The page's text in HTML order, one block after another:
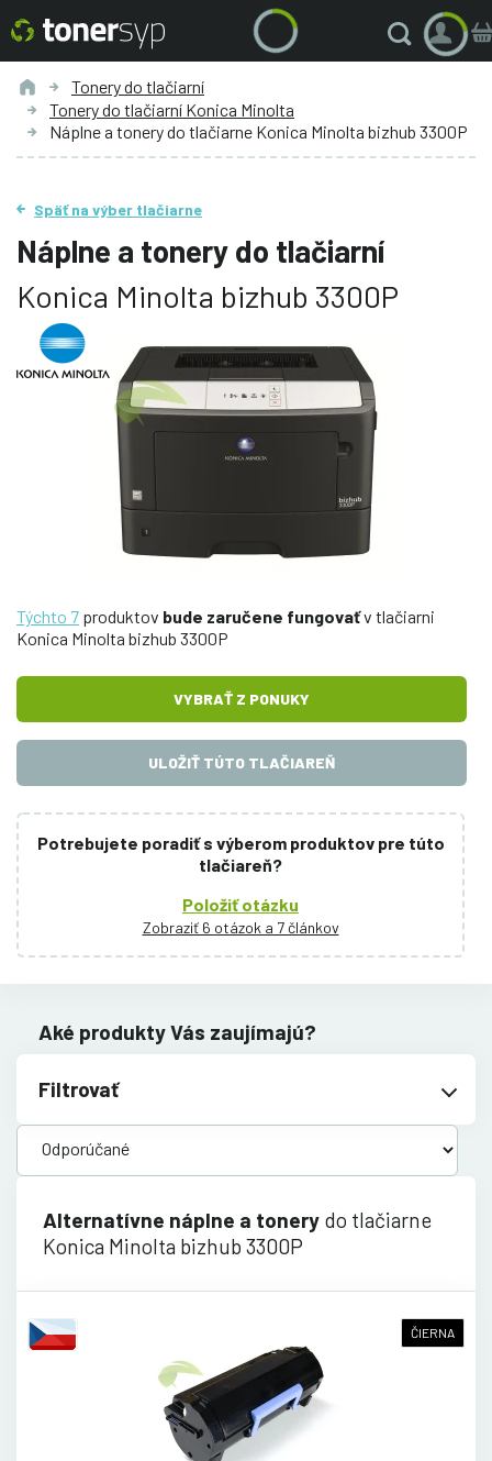
Tonery do tlačiarní
Tonery do tlačiarní Konica Minolta
Náplne a tonery do tlačiarne Konica Minolta bizhub 3300P
Späť na výber tlačiarne
Náplne a tonery do tlačiarní
Konica Minolta bizhub 3300P
Týchto 7 produktov bude zaručene fungovaťv tlačiarni
Konica Minolta bizhub 3300P
VYBRAŤ Z PONUKY
ULOŽIŤ TÚTO TLAČIAREŇ
Potrebujete poradiť s výberom produktov pre túto
tlačiareň?
Položiť otázku
Zobraziť 6 otázok a 7 článkov
Aké produkty Vás zaujímajú?
Filtrovať
Alternatívne náplne a tonery do tlačiarne
Konica Minolta bizhub 3300P
ČIERNA